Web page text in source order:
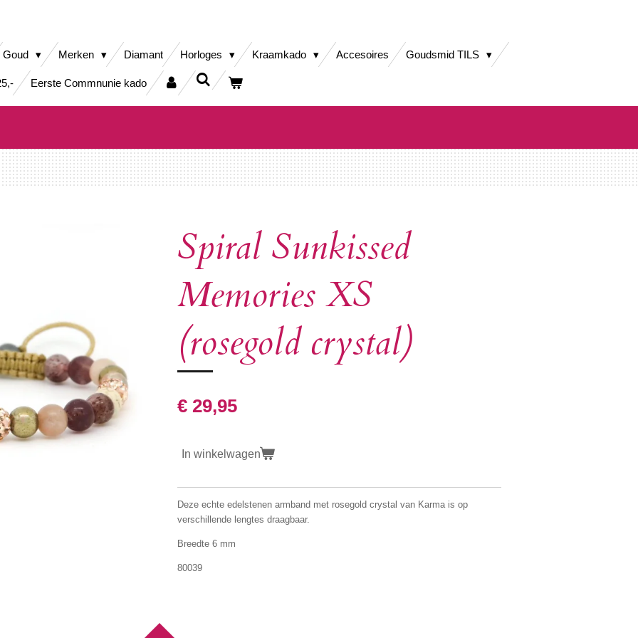
Goud Merken Diamant Horloges Kraamkado Accesoires Goudsmid TILS
Eerste Commnunie kado
Spiral Sunkissed
Memories XS
(rosegold crystal)
€ 29,95
In winkelwagen
Deze echte edelstenen armband met rosegold crystal van Karma is op
verschillende lengtes draagbaar.
Breedte 6 mm
80039